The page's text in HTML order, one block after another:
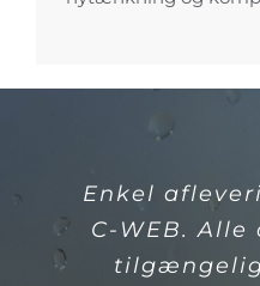
Enkel
C-WEB.
Vi laver en
løsning, der
behov. Det